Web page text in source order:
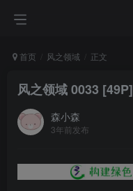
首页 风之领域 正文
风之领域 0033 [49P]
森小森
3年前发布